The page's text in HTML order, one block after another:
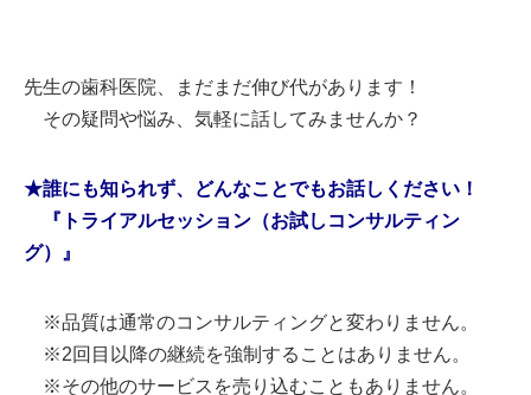
先生の歯科医院、まだまだ伸び代があります！
その疑問や悩み、気軽に話してみませんか？
★誰にも知られず、どんなことでもお話しください！
『トライアルセッション（お試しコンサルティン
グ）』
※品質は通常のコンサルティングと変わりません。
※2回目以降の継続を強制することはありません。
※その他のサービスを売り込むこともありません。